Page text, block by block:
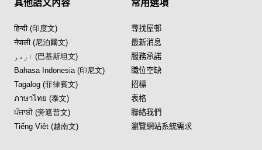
其他語文內容
हिन्दी (印度文)
नेपाली (尼泊爾文)
اردو (巴基斯坦文)
Bahasa Indonesia (印尼文)
Tagalog (菲律賓文)
ภาษาไทย (泰文)
ਪੰਜਾਬੀ (旁遮普文)
Tiếng Việt (越南文)
常用選項
尋找屋邨
最新消息
服務承諾
職位空缺
招標
表格
聯絡我們
瀏覽網站系統需求